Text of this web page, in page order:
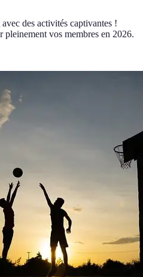
des activités captivantes !
pleinement vos membres en 2026.